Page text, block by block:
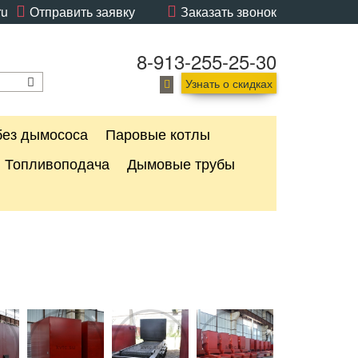
Заказать звонок
Отправить заявку
8-913-255-25-30
Узнать о скидках
дымососа
Паровые котлы
Топливоподача
Дымовые трубы